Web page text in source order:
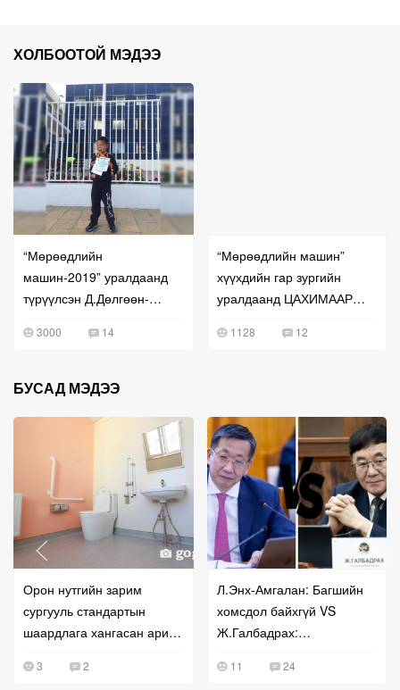
ХОЛБООТОЙ МЭДЭЭ
“Мөрөөдлийн
машин-2019” уралдаанд
түрүүлсэн Д.Дөлгөөн-
зурж чадна
3000 14
“Мөрөөдлийн машин”
хүүхдийн гар зургийн
уралдаанд ЦАХИМААР
боломжтой
1128 12
БУСАД МЭДЭЭ
Орон нутгийн зарим
сургууль стандартын
шаардлага хангасан ариун
ашиглахгүй, түгжиж байна
3 2
Л.Энх-Амгалан: Багшийн
хомсдол байхгүй VS
Ж.Галбадрах:
9700 багш дутуу
11 24